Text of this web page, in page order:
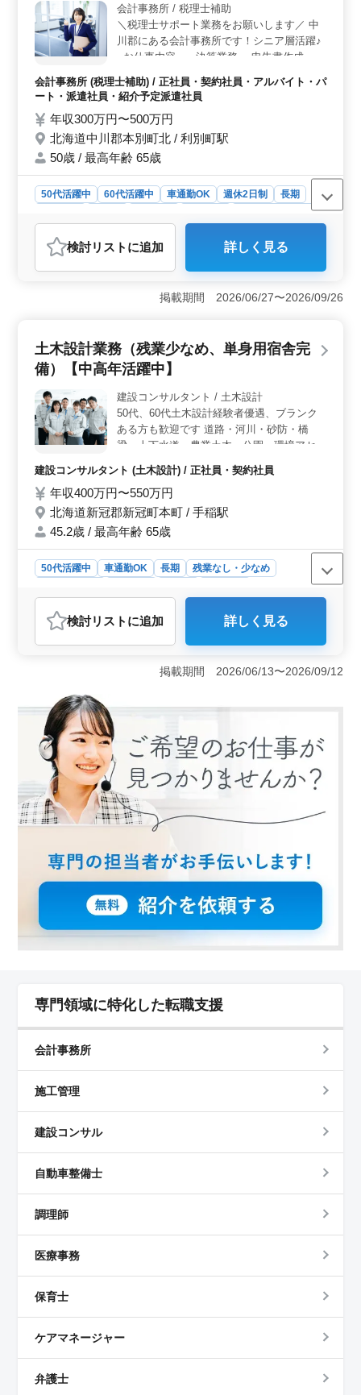
す。 ＜北海道の自然を満喫＞ 北海道の美しい自然
に囲まれた然別湖畔での仕事は、日常生活と仕事の両方
でリフレッシュできる環境です。温泉に無料で入浴でき
る特典もあり、仕事の疲れを癒すのに最適です。
会計事務所 / 税理士補助
＼税理士サポート業務をお願いします／ 中
川郡にある会計事務所です！シニア層活躍♪
--お仕事内容-- ・決算業務 ・申告書作成 ・
月次巡回監査 ・税務相談 ・仕訳、記帳代行
・年末調整、給与計算 ・その他関連業務 ◯
社会保険完備 ◯週休2日制 ◯50代、60代歓
迎 ベテラン経験者、シニア層大歓迎！ 能力
に合わせてお仕事をお願いしていきます！！
〜皆様のご応募お待ちしております〜
会計事務所 (税理士補助) / 正社員・契約社員・アルバイト・パ
ート・派遣社員・紹介予定派遣社員
年収300万円〜500万円
北海道中川郡本別町北 / 利別町駅
50歳 / 最高年齢 65歳
50代活躍中 60代活躍中 車通勤OK 週休2日制
長期
紹介予定派遣社員
会計事務所
おすすめポイント
＜経験者大歓迎・安定長期勤務＞ 北海道中川郡本別町
北にある会計事務所での税理士補助業務募集中です。中
高年層が活躍する環境で、経験豊富な方々を歓迎してい
で幅広い業務に携われます。正社員からアルバイト・派
遣まで、さまざまな雇用形態が用意されています。シニ
福利厚生と働きやすさ＞ 社会保険完備や週休2日制、通
勤手当の支給など、働きやすい環境が整っています。賞
与も年2回支給され、安定した給与を得られます。産業環
境による受動喫煙対策も徹底しています。
検討リスト に追加 詳しく見る
掲載期間 2026/06/27〜2026/09/26
土木設計業務（残業少なめ、単身用宿舎完
備）【中高年活躍中】
建設コンサルタント / 土木設計
50代、60代土木設計経験者優遇、ブランク
ある方も歓迎です 道路・河川・砂防・橋
梁・上下水道・農業土木・公園・環境アセス
などの 幅広い社会インフラ整備にかかわる
企画・調査・計画・設計のアドバイザーとし
て、 「豊かに・安全に」暮らせる地域社会
の実現に向けて、 総合的なコンサルティン
グを提供します。 測量業務に関わる一般測
道路、河川、森林など土木工事における 測
量、CADを利用した設計を行っていただき
建設コンサルタント (土木設計) / 正社員・契約社員
年収400万円〜550万円
北海道新冠郡新冠町本町 / 手稲駅
45.2歳 / 最高年齢 65歳
50代活躍中 車通勤OK 長期
残業なし・少なめ
おすすめポイント
＜多彩な業務内容＞ 地域の社会インフラ整備に関わる
土木設計業務で、道路・河川・砂防・橋梁など幅広いプ
ロジェクトに携わります。総合的なコンサルティングを
通じて、地域の安全と豊かさを実現する貢献が期待され
ます。 ＜充実の福利厚生＞ 単身者向けの宿舎が提
供され、住居に関する心配が軽減されます。また、必要
な作業着が提供されるため、業務に集中できます。
＜雇用条件＞ 年収は400万円〜550万円と高水準が見込
めます。残業が少なく、月平均20時間程度と比較的少な
めです。正社員または契約社員として、安定した雇用が
見込まれます。
検討リスト に追加 詳しく見る
掲載期間 2026/06/13〜2026/09/12
専門領域に特化した転職支援
会計事務所
施工管理
建設コンサル
自動車整備士
調理師
医療事務
保育士
ケアマネージャー
弁護士